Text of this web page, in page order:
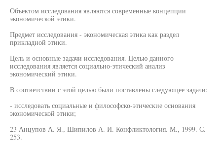
Объектом исследования являются современные концепции
экономической этики.
Предмет исследования - экономическая этика как раздел
прикладной этики.
Цель и основные задачи исследования. Целью данного
исследования является социально-этический анализ
экономический этики.
В соответствии с этой целью были поставлены следующее задачи:
- исследовать социальные и философско-этические основания
экономической этики;
23 Анцупов А. Я., Шипилов А. И. Конфликтология. М., 1999. С.
253.